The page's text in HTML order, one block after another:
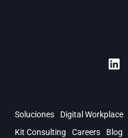
Soluciones Digital Workplace
Kit Consulting
Careers Blog